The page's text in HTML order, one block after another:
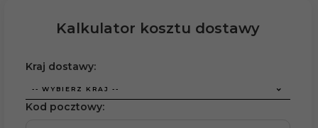
Kalkulator kosztu dostawy
Kraj dostawy:
-- WYBIERZ KRAJ --
Kod pocztowy: